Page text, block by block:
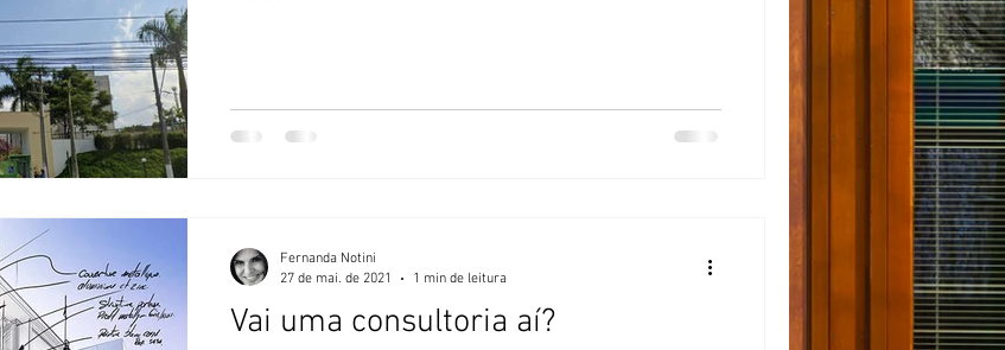
Vai uma consultoria aí?
Fernanda Notini
27 de mai. de 2021
1 min de leitura